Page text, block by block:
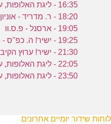
16:35 - ליגת האלופות, ערוץ הקיבוץ, יום רביעי
18:20 - ר. מדריד - אוניון ברלין
19:05 - ארסנל - פ.ס.וו
19:25 - ישיר! ה. כפ''ס - מ. יפו
21:30 - ישיר! ערוץ הקיבוץ, מחזור 5
22:05 - ליגת האלופות, ערוץ הקיבוץ, יום רביעי
23:50 - ליגת האלופות, ערוץ הקיבוץ, יום שלישי
לוחות שידור יומיים אחרונים